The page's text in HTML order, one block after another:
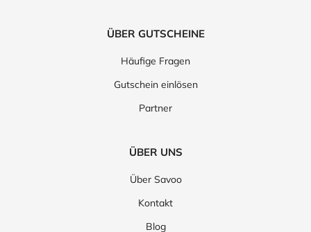
ÜBER GUTSCHEINE
Häufige Fragen
Gutschein einlösen
Partner
ÜBER UNS
Über Savoo
Kontakt
Blog